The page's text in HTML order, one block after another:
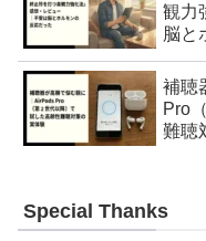
観力
脳と
補聴
Pro
難聴
Special Thanks